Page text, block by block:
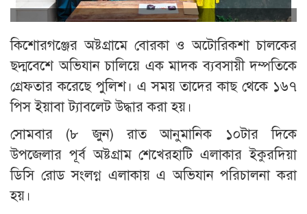
কিশোরগঞ্জের অষ্টগ্রামে বোরকা ও অটোরিকশা চালকের
ছদ্মবেশে অভিযান চালিয়ে এক মাদক ব্যবসায়ী দম্পতিকে
গ্রেফতার করেছে পুলিশ। এ সময় তাদের কাছ থেকে ১৬৭
পিস ইয়াবা ট্যাবলেট উদ্ধার করা হয়।
সোমবার (৮ জুন) রাত আনুমানিক ১০টার দিকে
উপজেলার পূর্ব অষ্টগ্রাম শেখেরহাটি এলাকার ইকুরদিয়া
ডিসি রোড সংলগ্ন এলাকায় এ অভিযান পরিচালনা করা
হয়।